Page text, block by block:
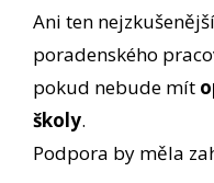
Ani ten
poradenského
pokud nebude mít
školy.
Podpora by měla